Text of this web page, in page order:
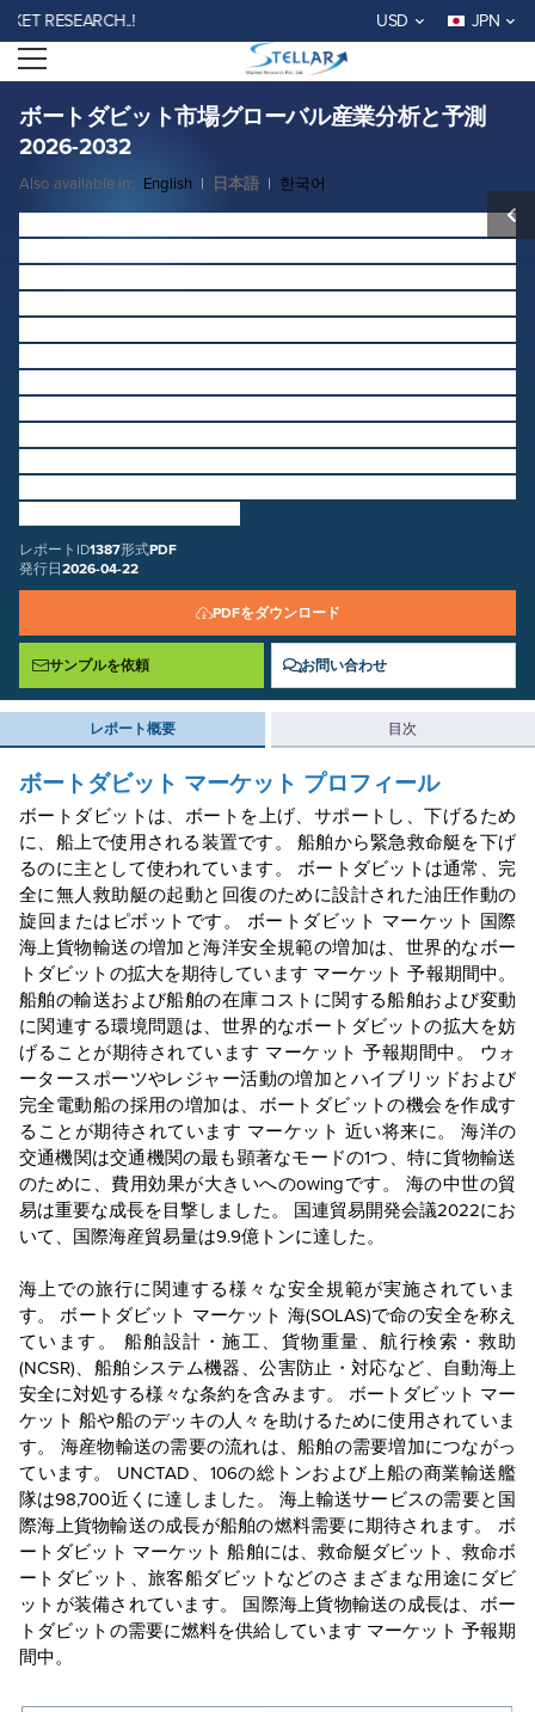
RESEARCH..! USD JPN
Open menu
ボートダビット市場グローバル産業分析と予測
2026-2032
Also available in: English | 日本語 | 한국어
2025のUSD 474.54 Millionで
レポートID1387形式PDF
発行日 2026-04-22
PDFをダウンロード
サンプルを依頼 お問い合わせ
レポート概要 目次
ボートダビット市場グローバル産業分析と予測2026-2032
ボートダビット マーケット プロフィール
ボートダビットは、ボートを上げ、サポートし、下げるため
に、船上で使用される装置です。 船舶から緊急救命艇を下げ
るのに主として使われています。 ボートダビットは通常、完
全に無人救助艇の起動と回復のために設計された油圧作動の
旋回またはピボットです。 ボートダビット マーケット 国際
海上貨物輸送の増加と海洋安全規範の増加は、世界的なボー
トダビットの拡大を期待しています マーケット 予報期間中。
船舶の輸送および船舶の在庫コストに関する船舶および変動
に関連する環境問題は、世界的なボートダビットの拡大を妨
げることが期待されています マーケット 予報期間中。 ウォ
ータースポーツやレジャー活動の増加とハイブリッドおよび
完全電動船の採用の増加は、ボートダビットの機会を作成す
ることが期待されています マーケット 近い将来に。 海洋の
交通機関は交通機関の最も顕著なモードの1つ、特に貨物輸送
のために、費用効果が大きいへのowingです。 海の中世の貿
易は重要な成長を目撃しました。 国連貿易開発会議2022にお
いて、国際海産貿易量は9.9億トンに達した。
海上での旅行に関連する様々な安全規範が実施されていま
す。 ボートダビット マーケット 海(SOLAS)で命の安全を称え
ています。 船舶設計・施工、貨物重量、航行検索・救助
(NCSR)、船舶システム機器、公害防止・対応など、自動海上
安全に対処する様々な条約を含みます。 ボートダビット マー
ケット 船や船のデッキの人々を助けるために使用されていま
す。 海産物輸送の需要の流れは、船舶の需要増加につながっ
ています。 UNCTAD、106の総トンおよび上船の商業輸送艦
隊は98,700近くに達しました。 海上輸送サービスの需要と国
際海上貨物輸送の成長が船舶の燃料需要に期待されます。 ボ
ートダビット マーケット 船舶には、救命艇ダビット、救命ボ
ートダビット、旅客船ダビットなどのさまざまな用途にダビ
ットが装備されています。 国際海上貨物輸送の成長は、ボー
トダビットの需要に燃料を供給しています マーケット 予報期
間中。